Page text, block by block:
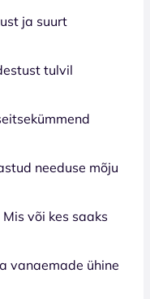
ja suurt
tulvil
needuse mõju
või kes saaks
vanaemade ühine